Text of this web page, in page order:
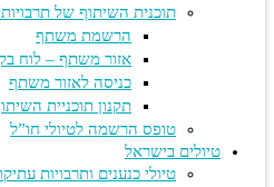
תוכנית השיתוף של תרבויות עולמי
הרשמת משתף
אזור משתף – לוח בקרה
כניסה לאזור משתף
תקנון תוכניית השיתוף
טופס הרשמה לטיולי חו”ל
טיולים בישראל
טיולי כנענים ותרבויות עתיקות